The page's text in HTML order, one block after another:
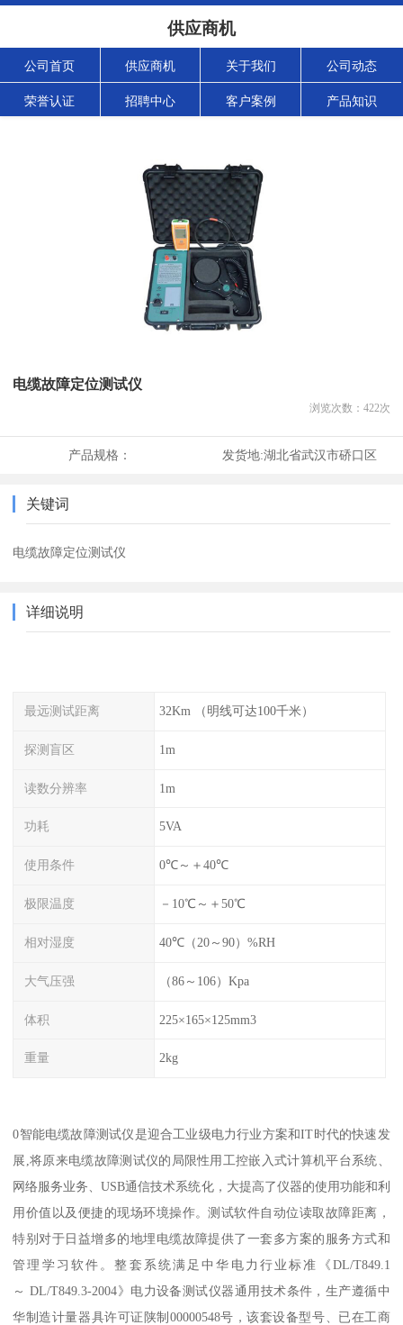
供应商机
公司首页 供应商机 关于我们 公司动态
荣誉认证 招聘中心 客户案例 产品知识
电缆故障定位测试仪
浏览次数： 422次
产品规格： 发货地:湖北省武汉市硚口区
关键词
电缆故障定位测试仪
详细说明
最远测试距离 32Km （明线可达100千米）
探测盲区 1m
读数分辨率 1m
功耗 5VA
使用条件 0℃～＋40℃
极限温度 －10℃～＋50℃
相对湿度 40℃（20～90）%RH
大气压强 （86～106）Kpa
体积 225×165×125mm3
重量 2kg
0智能电缆故障测试仪是迎合工业级电力行业方案和IT时代的快速发
展,将原来电缆故障测试仪的局限性用工控嵌入式计算机平台系统、
网络服务业务、USB通信技术系统化，大提高了仪器的使用功能和利
用价值以及便捷的现场环境操作。测试软件自动位读取故障距离，
特别对于日益增多的地埋电缆故障提供了一套多方案的服务方式和
管理学习软件。整套系统满足中华电力行业标准《DL/T849.1
～ DL/T849.3-2004》电力设备测试仪器通用技术条件，生产遵循中
华制造计量器具许可证陕制00000548号，该套设备型号、已在工商